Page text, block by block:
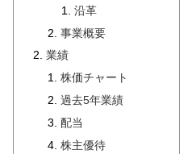
沿革
事業概要
業績
株価チャート
過去5年業績
配当
株主優待